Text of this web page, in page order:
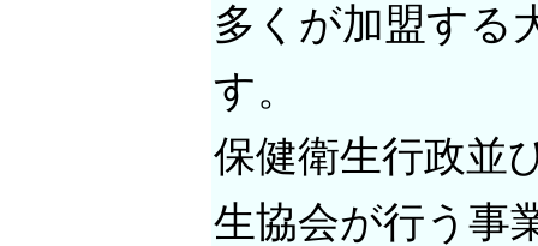
多くが加盟する
す。
保健衛生行政並
生協会が行う事